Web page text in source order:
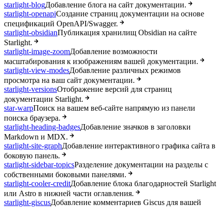
starlight-blogДобавление блога на сайт документации.
starlight-openapiСоздание страниц документации на основе
спецификаций OpenAPI/Swagger.
starlight-obsidianПубликация хранилищ Obsidian на сайте
Starlight.
starlight-image-zoomДобавление возможности
масштабирования к изображениям вашей документации.
starlight-view-modesДобавление различных режимов
просмотра на ваш сайт документации.
starlight-versionsОтображение версий для страниц
документации Starlight.
star-warpПоиск на вашем веб-сайте напрямую из панели
поиска браузера.
starlight-heading-badgesДобавление значков в заголовки
Markdown и MDX.
starlight-site-graphДобавление интерактивного графика сайта в
боковую панель.
starlight-sidebar-topicsРазделение документации на разделы с
собственными боковыми панелями.
starlight-cooler-creditДобавление блока благодарностей Starlight
или Astro в нижней части оглавления.
starlight-giscusДобавление комментариев Giscus для вашей